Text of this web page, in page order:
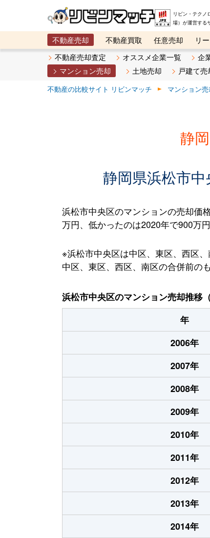
リビン・テクノ
場）が運営す
不動産売却 不動産買取 任意売却 リ
メタ住宅展示場
ベスト不動産カンパニー
不動産売却査定 オススメ企業一覧 企
マンション売却
土地売却 戸建て売
不動産の比較サイト リビンマッチ マンション
静
静岡県浜松市
浜松市中央区のマンションの売却価
万円、低かったのは2020年で900万
※浜松市中央区は中区、東区、西区
中区、東区、西区、南区の合併前の
浜松市中央区のマンション売却推移（
年
2006年
2007年
2008年
2009年
2010年
2011年
2012年
2013年
2014年